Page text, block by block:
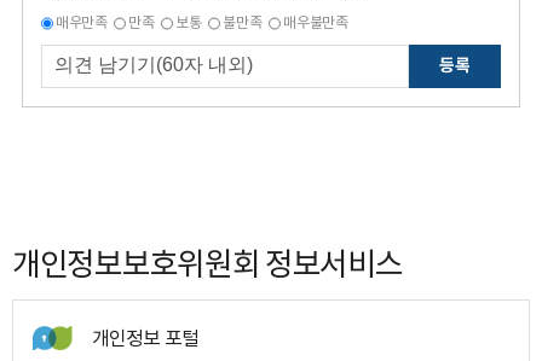
매우만족 만족 보통 불만족 매우불만족
등록
개인정보보호위원회 정보서비스
개인정보 포털